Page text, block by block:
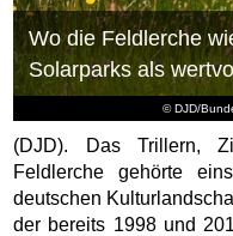
© DJD/
Wo die Feldlerche
Solarparks als
(DJD). Das Trillern,
Feldlerche gehörte
deutschen
der bereits 1998 und